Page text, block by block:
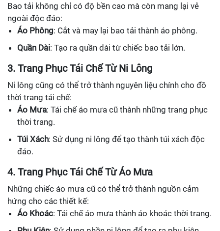
Bao tải không chỉ có độ bền cao mà còn mang lại vẻ
ngoài độc đáo:
Áo Phông: Cắt và may lại bao tải thành áo phông.
Quần Dài: Tạo ra quần dài từ chiếc bao tải lớn.
3. Trang Phục Tái Chế Từ Ni Lông
Ni lông cũng có thể trở thành nguyên liệu chính cho đồ
thời trang tái chế:
Áo Mưa: Tái chế áo mưa cũ thành những trang phục
thời trang.
Túi Xách: Sử dụng ni lông để tạo thành túi xách độc
đáo.
4. Trang Phục Tái Chế Từ Áo Mưa
Những chiếc áo mưa cũ có thể trở thành nguồn cảm
hứng cho các thiết kế:
Áo Khoác: Tái chế áo mưa thành áo khoác thời trang.